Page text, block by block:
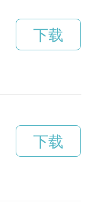
下载
下载